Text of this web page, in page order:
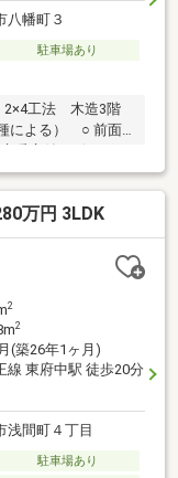
八幡町３
駐車場あり
工法 木造3階
による） ○ 前面
間取り構成（パン
ほか） ○ 1坪タイ
付き ○ 快適な室
○ 1階・2階シャッ
クセス
7分 ○ 京王線
万円 3LDK
2
2
(築26年1ヶ月)
線 東府中駅 徒歩20分
浅間町４丁目
駐車場あり